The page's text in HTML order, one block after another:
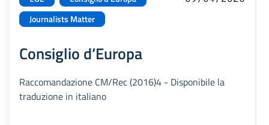
Journalists Matter
Consiglio d’Europa
Raccomandazione CM/Rec (2016)4 - Disponibile la
traduzione in italiano